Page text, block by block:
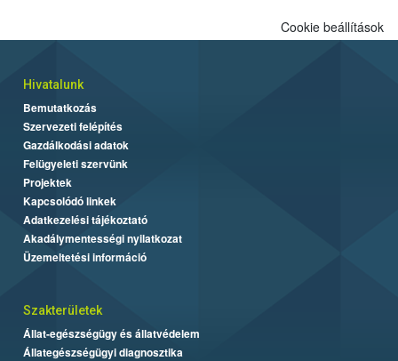
Cookie beállítások
Hivatalunk
Bemutatkozás
Szervezeti felépítés
Gazdálkodási adatok
Felügyeleti szervünk
Projektek
Kapcsolódó linkek
Adatkezelési tájékoztató
Akadálymentességi nyilatkozat
Üzemeltetési információ
Szakterületek
Állat-egészségügy és állatvédelem
Állategészségügyi diagnosztika